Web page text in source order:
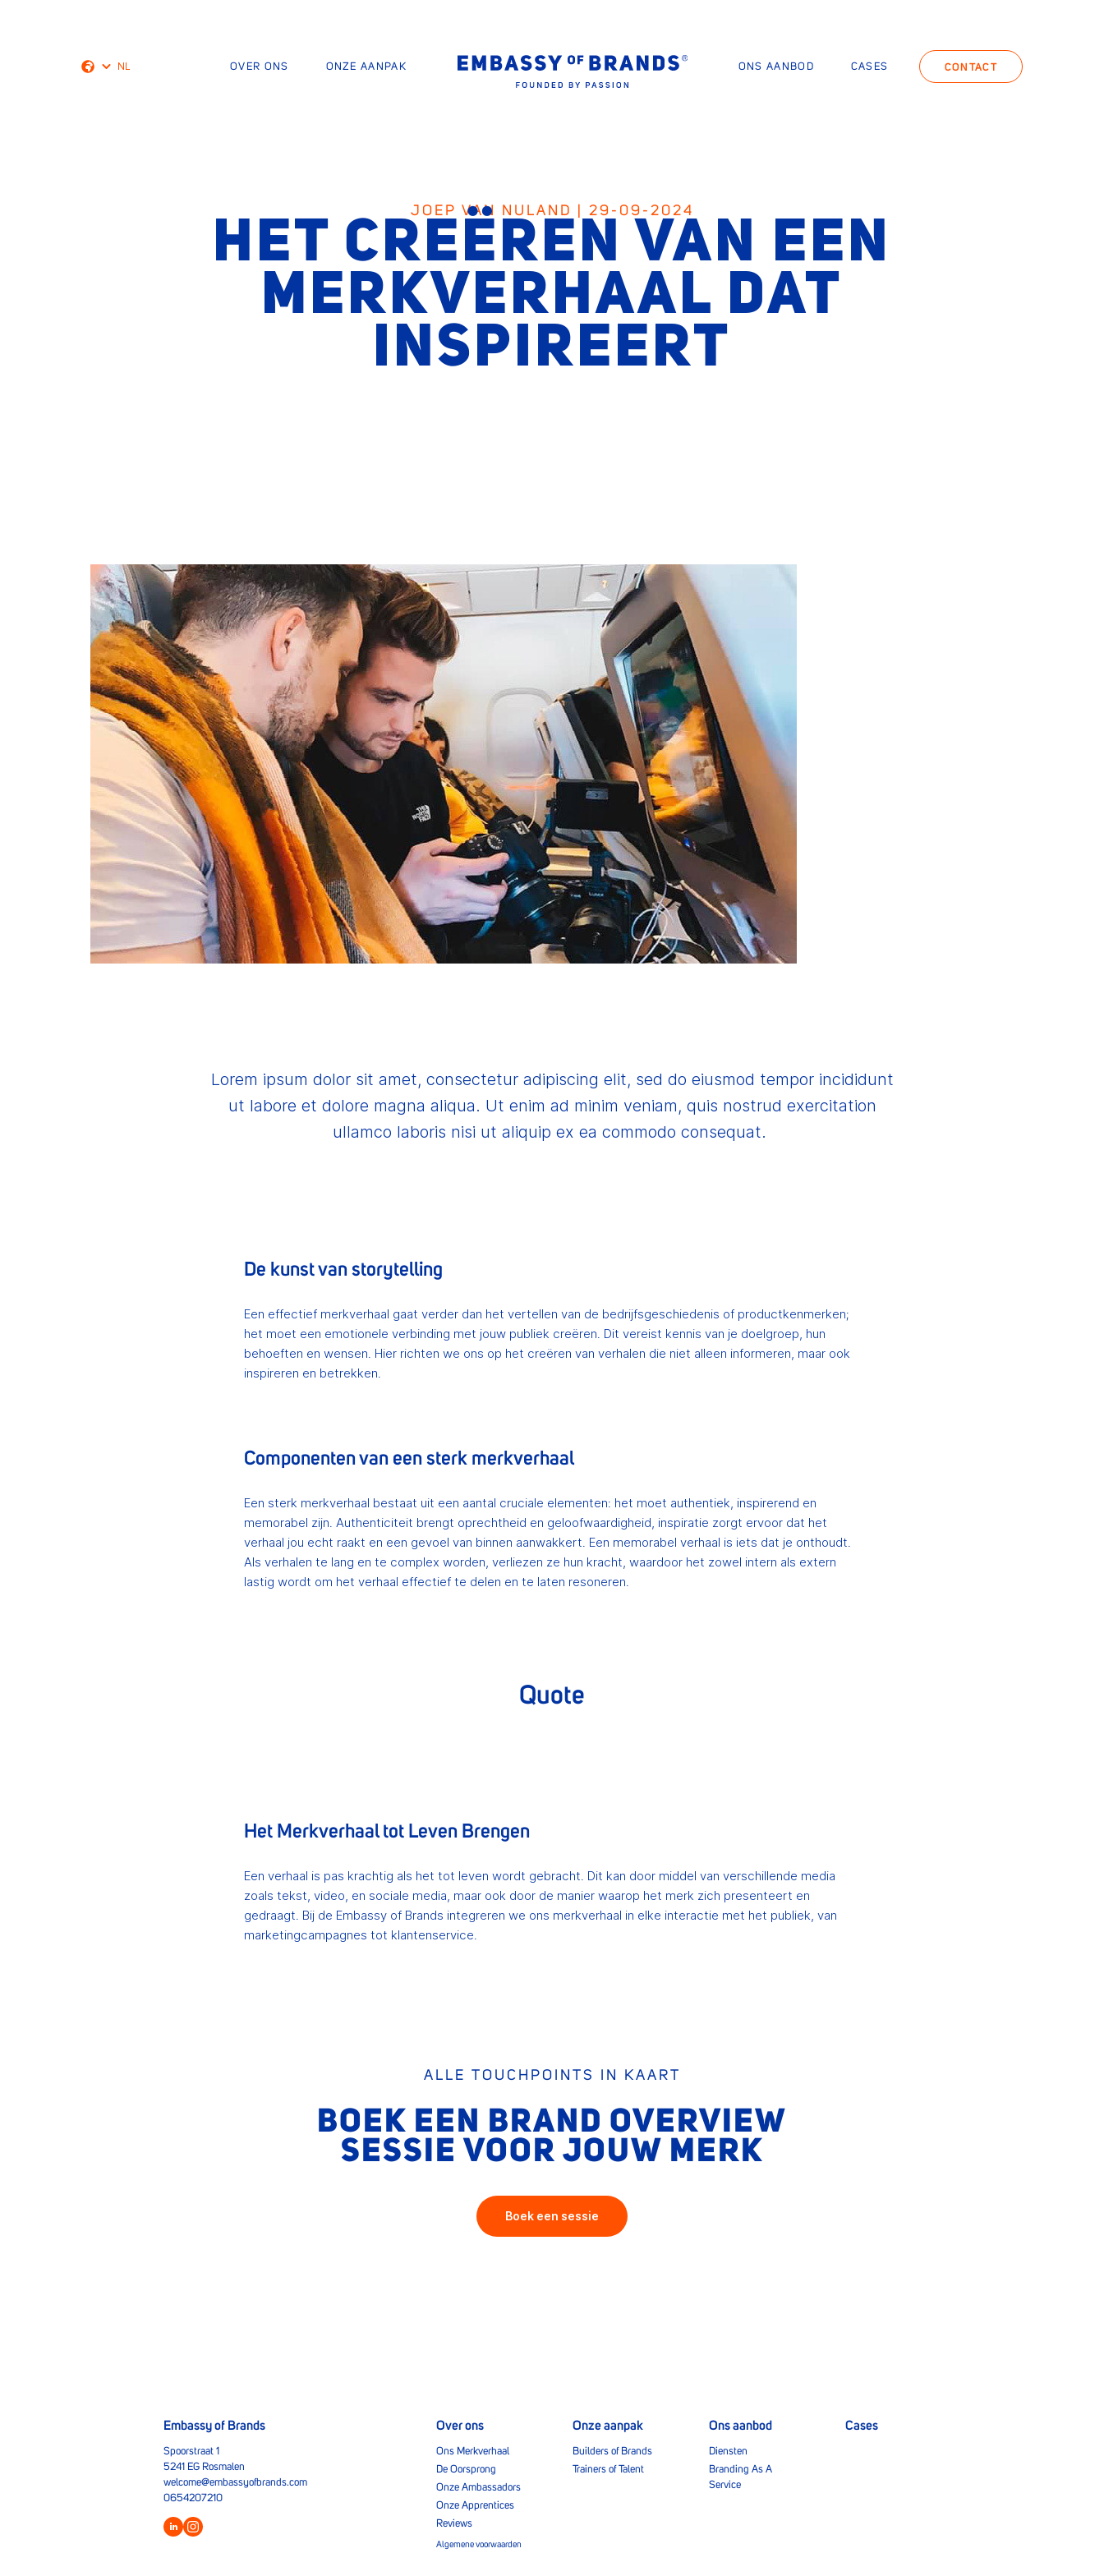
NL
OVER ONS ONZE AANPAK ONS AANBOD CASES CONTACT
JOEP VAN NULAND | 29-09-2024
HET CREËREN VAN EEN
MERKVERHAAL DAT
INSPIREERT
Lorem ipsum dolor sit amet, consectetur adipiscing elit, sed do eiusmod tempor incididunt
ut labore et dolore magna aliqua. Ut enim ad minim veniam, quis nostrud exercitation
ullamco laboris nisi ut aliquip ex ea commodo consequat.
De kunst van storytelling
Een effectief merkverhaal gaat verder dan het vertellen van de bedrijfsgeschiedenis of productkenmerken;
het moet een emotionele verbinding met jouw publiek creëren. Dit vereist kennis van je doelgroep, hun
behoeften en wensen. Hier richten we ons op het creëren van verhalen die niet alleen informeren, maar ook
inspireren en betrekken.
Componenten van een sterk merkverhaal
Een sterk merkverhaal bestaat uit een aantal cruciale elementen: het moet authentiek, inspirerend en
memorabel zijn. Authenticiteit brengt oprechtheid en geloofwaardigheid, inspiratie zorgt ervoor dat het
verhaal jou echt raakt en een gevoel van binnen aanwakkert. Een memorabel verhaal is iets dat je onthoudt.
Als verhalen te lang en te complex worden, verliezen ze hun kracht, waardoor het zowel intern als extern
lastig wordt om het verhaal effectief te delen en te laten resoneren.
Quote
Het Merkverhaal tot Leven Brengen
Een verhaal is pas krachtig als het tot leven wordt gebracht. Dit kan door middel van verschillende media
zoals tekst, video, en sociale media, maar ook door de manier waarop het merk zich presenteert en
gedraagt. Bij de Embassy of Brands integreren we ons merkverhaal in elke interactie met het publiek, van
marketingcampagnes tot klantenservice.
ALLE TOUCHPOINTS IN KAART
BOEK EEN BRAND OVERVIEW
SESSIE VOOR JOUW MERK
Boek een sessie
Embassy of Brands
Spoorstraat 1
5241 EG Rosmalen
welcome@embassyofbrands.com
0654207210
Over ons
Ons Merkverhaal
De Oorsprong
Onze Ambassadors
Onze Apprentices
Reviews
Algemene voorwaarden
Onze aanpak
Builders of Brands
Trainers of Talent
Ons aanbod
Diensten
Branding As A
Service
Cases